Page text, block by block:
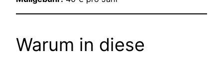
Warum in diese